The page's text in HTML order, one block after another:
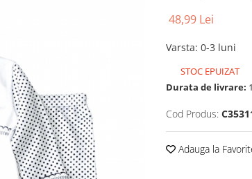
48,99 Lei
Varsta: 0-3 luni
STOC EPUIZAT
Durata de livrare: 1
Cod Produs:
Adauga la